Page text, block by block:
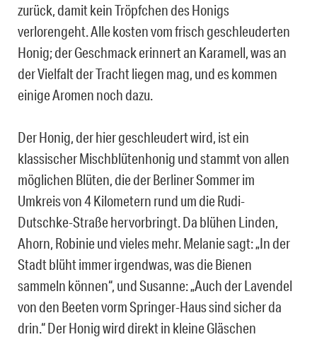
zurück, damit kein Tröpfchen des Honigs
verlorengeht. Alle kosten vom frisch geschleuderten
Honig; der Geschmack erinnert an Karamell, was an
der Vielfalt der Tracht liegen mag, und es kommen
einige Aromen noch dazu.
Der Honig, der hier geschleudert wird, ist ein
klassischer Mischblütenhonig und stammt von allen
möglichen Blüten, die der Berliner Sommer im
Umkreis von 4 Kilometern rund um die Rudi-
Dutschke-Straße hervorbringt. Da blühen Linden,
Ahorn, Robinie und vieles mehr. Melanie sagt: „In der
Stadt blüht immer irgendwas, was die Bienen
sammeln können“, und Susanne: „Auch der Lavendel
von den Beeten vorm Springer-Haus sind sicher da
drin.“ Der Honig wird direkt in kleine Gläschen